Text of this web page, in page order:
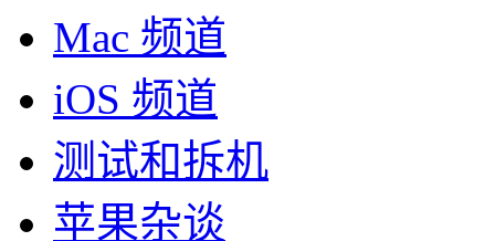
Mac 频道
iOS 频道
测试和拆机
苹果杂谈